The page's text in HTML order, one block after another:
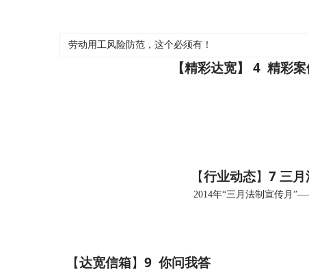
劳动用工风险防范，这个必须有！
【精彩达宽】 4 精彩案
【行业动态】 7 三月
2014年“三月法制宣传月
【达宽信箱】 9 你问我答